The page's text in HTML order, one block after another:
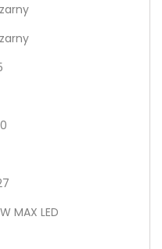
MAX LED